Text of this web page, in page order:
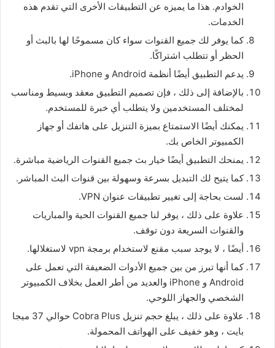
الخوادم. هذا ما يميزه عن التطبيقات الأخرى التي تقدم هذه
الخدمات.
كما يوفر لك جميع القنوات سواء كان مسموحًا لها بالبث أو
الحظر أو تتطلب اشتراكًا.
يدعم التطبيق أيضًا أنظمة Android و iPhone.
بالإضافة إلى ذلك ، فإن تصميم التطبيق معقد وبسيط ومناسب
لمختلف المستخدمين ولا يتطلب أي خبرة للمستخدم.
يمكنك أيضًا الاستمتاع بميزة التنزيل على هاتفك أو جهاز
الكمبيوتر الخاص بك.
يمنحك التطبيق أيضًا خيار بث جميع القنوات الرياضية مباشرة.
كما يتيح لك التبديل بسرعة وسهولة بين قنوات البث المباشر.
لست بحاجة إلى تغيير تطبيقات عنوان VPN.
علاوة على ذلك ، يوفر لنا جميع القنوات الحية والمباريات
والقنوات السريعة دون توقف.
أيضًا ، لا يوجد سبب مقنع لاستخدام برمجة vpn لاستغلالها.
كما أنها تبرز من بين جميع الأدوات الضعيفة التي تعمل على
Android و iPhone والعديد من أطر العمل بخلاف الكمبيوتر
الشخصي والجهاز اللوحي.
علاوة على ذلك ، يبلغ حجم تنزيل Cobra Plus حوالي 37 ميجا
بايت ، وهو خفيف على الهواتف المحمولة.